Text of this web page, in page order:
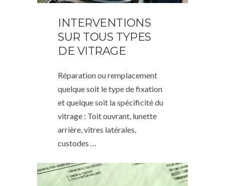
INTERVENTIONS
SUR TOUS TYPES
DE VITRAGE
Réparation ou remplacement
quelque soit le type de fixation
et quelque soit la spécificité du
vitrage : Toit ouvrant, lunette
arrière, vitres latérales,
custodes …